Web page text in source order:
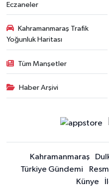
Eczaneler
Kahramanmaraş Trafik
Yoğunluk Haritası
Tüm Manşetler
Haber Arşivi
Kahramanmaraş
Türkiye Gündemi
Künye